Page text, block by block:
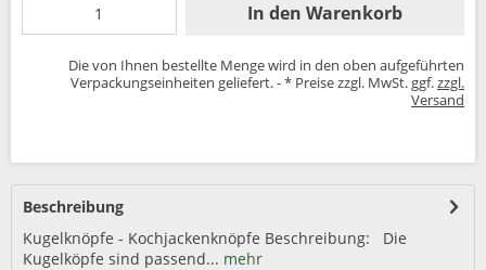
In den Warenkorb
Die von Ihnen bestellte Menge wird in den oben aufgeführten
Verpackungseinheiten geliefert. - * Preise zzgl. MwSt. ggf.zzgl.
Versand
Beschreibung
Kugelknöpfe - Kochjackenknöpfe Beschreibung: Die
Kugelköpfe sind passend... mehr